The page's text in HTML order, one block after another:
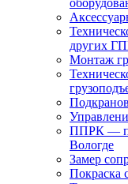
других
Монтаж
ППРК —
Вологде
Замер
Покраска